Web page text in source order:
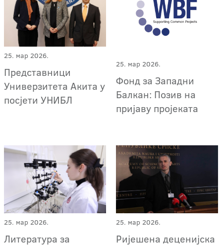
25. мар 2026.
Представници
Универзитета Акита у
посјети УНИБЛ
25. мар 2026.
Фонд за Западни
Балкан: Позив на
пријаву пројеката
25. мар 2026.
Литература за
25. мар 2026.
Ријешена деценијска